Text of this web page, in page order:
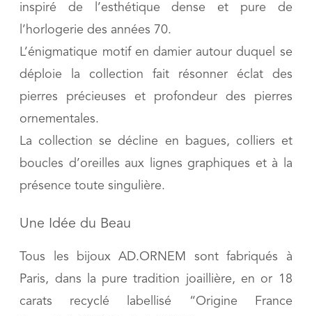
inspiré de l’esthétique dense et pure de
l’horlogerie des années 70.
L’énigmatique motif en damier autour duquel se
déploie la collection fait résonner éclat des
pierres précieuses et profondeur des pierres
ornementales.
La collection se décline en bagues, colliers et
boucles d’oreilles aux lignes graphiques et à la
présence toute singulière.
Une Idée du Beau
Tous les bijoux AD.ORNEM sont fabriqués à
Paris, dans la pure tradition joaillière, en or 18
carats recyclé labellisé “Origine France